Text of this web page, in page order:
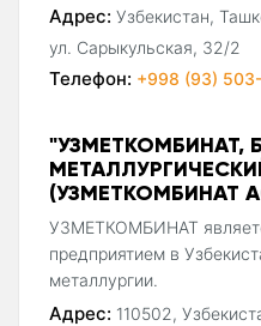
Адрес: Узбекистан,
ул. Сарыкульская, 32/2
Телефон: +998 (93)
"УЗМЕТКОМБИНАТ,
(УЗМЕТКОМБИНАТ
УЗМЕТКОМБИНАТ
предприятием в
металлургии.
Адрес: 110502,